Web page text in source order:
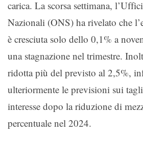
carica. La scorsa settimana,
Nazionali (ONS) ha rivelato che
è cresciuta solo dello 0,1% a
una stagnazione nel trimestre.
ridotta più del previsto al 2,5%,
ulteriormente le previsioni sui
interesse dopo la riduzione di
percentuale nel 2024.